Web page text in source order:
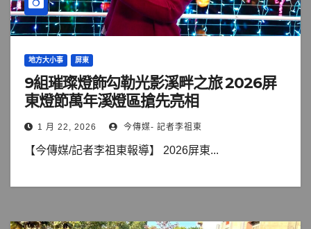
地方大小事 屏東
9組璀璨燈飾勾勒光影溪畔之旅 2026屏
東燈節萬年溪燈區搶先亮相
1 月 22, 2026 今傳媒- 記者李祖東
【今傳媒/記者李祖東報導】 2026屏東...